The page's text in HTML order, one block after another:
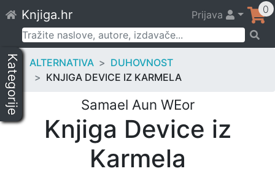
to
content
Knjiga.hr Prijava 0
Pretraži:
Kategorije ALTERNATIVA
DUHOVNOST
KNJIGA DEVICE IZ KARMELA
Samael Aun WEor
Knjiga Device iz
Karmela